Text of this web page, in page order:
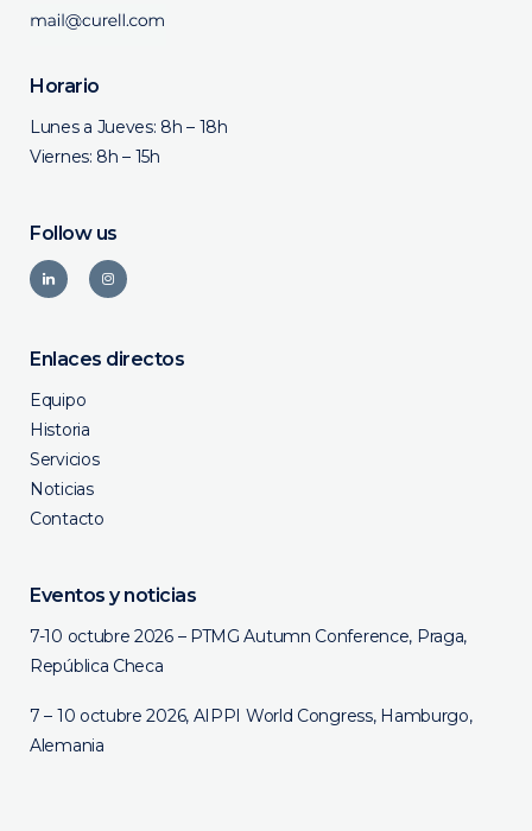
Horario
Lunes a Jueves: 8h – 18h
Viernes: 8h – 15h
Follow us
Enlaces directos
Equipo
Historia
Servicios
Noticias
Contacto
Eventos y noticias
7-10 octubre 2026 – PTMG Autumn Conference, Praga,
República Checa
7 – 10 octubre 2026, AIPPI World Congress, Hamburgo,
Alemania